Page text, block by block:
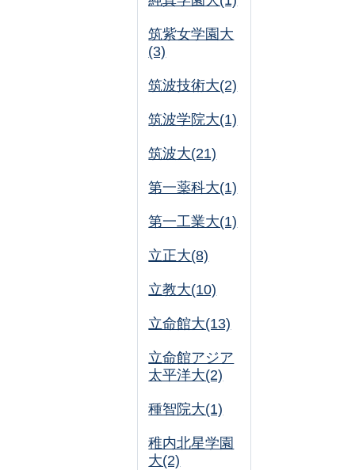
筑紫女学園大
(3)
筑波技術大(2)
筑波学院大(1)
筑波大(21)
第一薬科大(1)
第一工業大(1)
立正大(8)
立教大(10)
立命館大(13)
立命館アジア
太平洋大(2)
種智院大(1)
稚内北星学園
大(2)